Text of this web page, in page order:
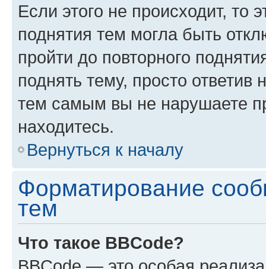
Если этого не происходит, то
поднятия тем могла быть
пройти до повторного
поднять тему, просто ответив
тем самым вы не нарушаете
находитесь.
Вернуться к началу
Форматирование
тем
Что такое BBCode?